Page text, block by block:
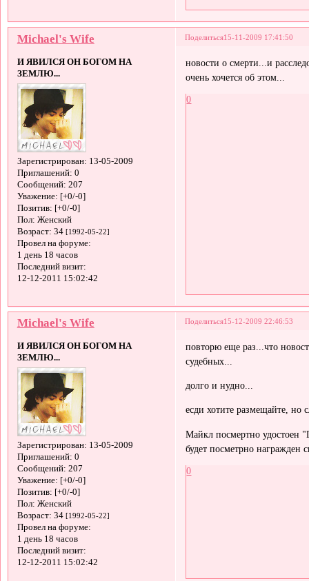
Поделиться15-11-2009 17:41:50
Michael's Wife
И ЯВИЛСЯ ОН БОГОМ НА
ЗЕМЛЮ...
Зарегистрирован: 13-05-2009
Приглашений: 0
Сообщений: 207
Уважение: [+0/-0]
Позитив: [+0/-0]
Пол: Женский
Возраст: 34 [1992-05-22]
Провел на форуме:
1 день 18 часов
Последний визит:
12-12-2011 15:02:42
новости о смерти...и
очень хочется об этом...
0
Поделиться15-12-2009 22:46:53
Michael's Wife
И ЯВИЛСЯ ОН БОГОМ НА
ЗЕМЛЮ...
Зарегистрирован: 13-05-2009
Приглашений: 0
Сообщений: 207
Уважение: [+0/-0]
Позитив: [+0/-0]
Пол: Женский
Возраст: 34 [1992-05-22]
Провел на форуме:
1 день 18 часов
Последний визит:
12-12-2011 15:02:42
повторю еще раз...что
судебных...
долго и нудно...
есди хотите размещайте, но
Майкл посмертно удостоен
будет посметрно
0